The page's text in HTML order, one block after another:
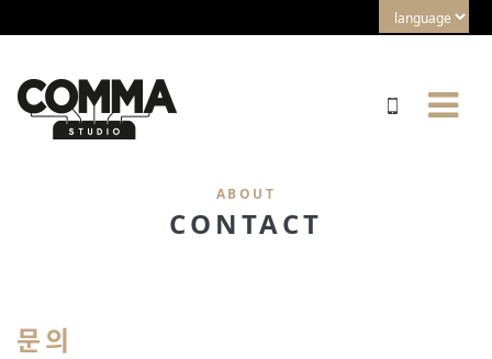
ABOUT
CONTACT
문의